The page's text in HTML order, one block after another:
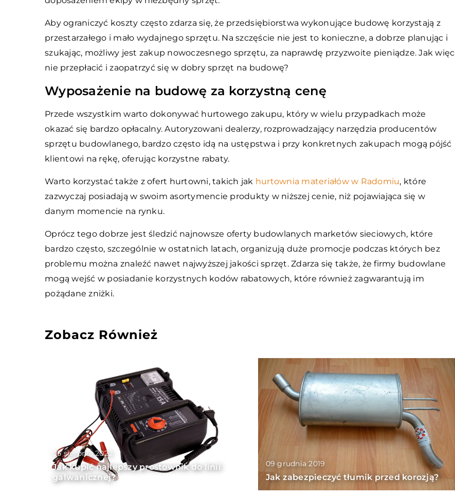
Aby ograniczyć koszty często zdarza się, że przedsiębiorstwa wykonujące budowę korzystają z
przestarzałego i mało wydajnego sprzętu. Na szczęście nie jest to konieczne, a dobrze planując i
szukając, możliwy jest zakup nowoczesnego sprzętu, za naprawdę przyzwoite pieniądze. Jak więc
nie przepłacić i zaopatrzyć się w dobry sprzęt na budowę?
Wyposażenie na budowę za korzystną cenę
Przede wszystkim warto dokonywać hurtowego zakupu, który w wielu przypadkach może
okazać się bardzo opłacalny. Autoryzowani dealerzy, rozprowadzający narzędzia producentów
sprzętu budowlanego, bardzo często idą na ustępstwa i przy konkretnych zakupach mogą pójść
klientowi na rękę, oferując korzystne rabaty.
Warto korzystać także z ofert hurtowni, takich jak hurtownia materiałów w Radomiu, które
zazwyczaj posiadają w swoim asortymencie produkty w niższej cenie, niż pojawiająca się w
danym momencie na rynku.
Oprócz tego dobrze jest śledzić najnowsze oferty budowlanych marketów sieciowych, które
bardzo często, szczególnie w ostatnich latach, organizują duże promocje podczas których bez
problemu można znaleźć nawet najwyższej jakości sprzęt. Zdarza się także, że firmy budowlane
mogą wejść w posiadanie korzystnych kodów rabatowych, które również zagwarantują im
pożądane zniżki.
Zobacz Również
05 sierpnia 2022
Jak kupić najlepszy prostownik do linii
galwanicznej?
09 grudnia 2019
Jak zabezpieczyć tłumik przed korozją?